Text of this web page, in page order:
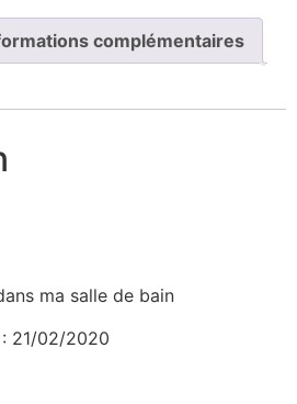
complémentaires
ma salle de bain
21/02/2020